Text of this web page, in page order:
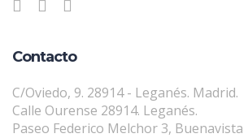
Contacto
C/Oviedo, 9. 28914 - Leganés. Madrid.
Calle Ourense 28914. Leganés.
Paseo Federico Melchor 3, Buenavista